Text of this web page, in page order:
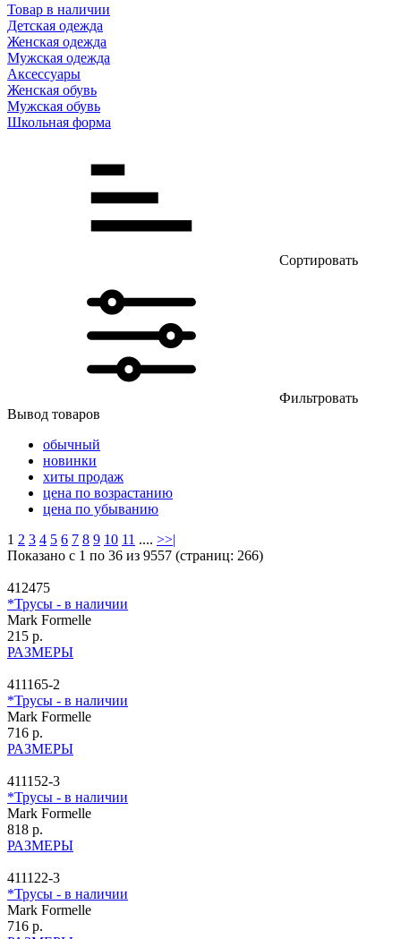
Товар в наличии
Детская одежда
Женская одежда
Мужская одежда
Аксессуары
Женская обувь
Мужская обувь
Школьная форма
Сортировать
Фильтровать
Вывод товаров
обычный
новинки
хиты продаж
цена по возрастанию
цена по убыванию
1 2 3 4 5 6 7 8 9 10 11 .... >>|
Показано с 1 по 36 из 9557 (страниц: 266)
412475
*Трусы - в наличии
Mark Formelle
215 р.
РАЗМЕРЫ
411165-2
*Трусы - в наличии
Mark Formelle
716 р.
РАЗМЕРЫ
411152-3
*Трусы - в наличии
Mark Formelle
818 р.
РАЗМЕРЫ
411122-3
*Трусы - в наличии
Mark Formelle
716 р.